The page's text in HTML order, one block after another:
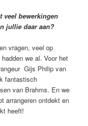
veel bewerkingen
jullie daar aan?
vragen, veel op
we al. Voor het
Gijs Philip van
fantastisch
van Brahms. En we
arrangeren ontdekt en
heeft!